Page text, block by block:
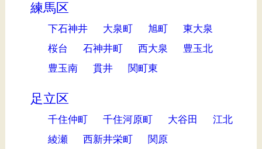
練馬区
下石神井 大泉町 旭町
東大泉
桜台
石神井町 西大泉
豊玉北
豊玉南
貫井 関町東
足立区
千住仲町 千住河原町 大谷田
江北
綾瀬
西新井栄町 関原